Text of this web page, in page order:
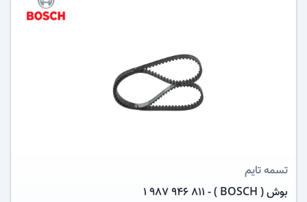
عکس کالا
تسمه تایم
بوش ( BOSCH ) - 1 987 946 811